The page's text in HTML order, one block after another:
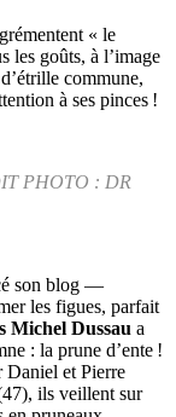
« le
les goûts, à l’image
commune,
à ses pinces !
PHOTO : DR
son blog —
les figues, parfait
Michel Dussau a
: la prune d’ente !
Daniel et Pierre
ils veillent sur